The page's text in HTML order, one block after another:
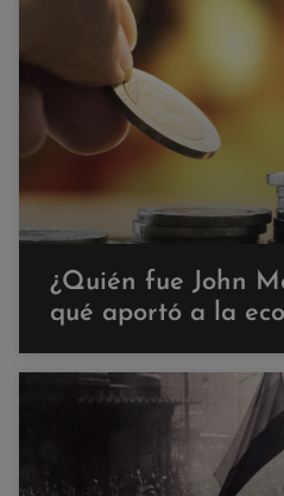
¿Quién fue John
qué aportó a la